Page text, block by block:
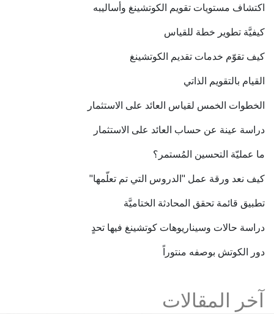
اكتشاف مستويات تقويم الكوتشينغ وأساليبه
كيفيَّة تطوير خطة للقياس
كيف تقوّم خدمات تقديم الكوتشينغ
القيام بالتقويم الذاتي
الخطوات الخمس لقياس العائد على الاستثمار
دراسة عينة عن حساب العائد على الاستثمار
ما عمليّة التحسين المُستمر؟
كيف نعد ورقة عمل "الدروس التي تم تعلّمها"
تطبيق قائمة تحقق المحادثة الختاميَّة
دراسة حالات وسيناريوهات كوتشينغ فيها تحدٍ
دور الكوتش بوصفه منتوراً
آخر المقالات